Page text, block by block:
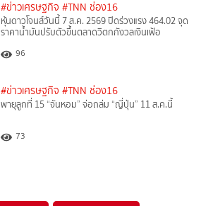
#ข่าวเศรษฐกิจ #TNN ช่อง16
หุ้นดาวโจนส์วันนี้ 7 ส.ค. 2569 ปิดร่วงแรง 464.02 จุด
ราคาน้ำมันปรับตัวขึ้นตลาดวิตกกังวลเงินเฟ้อ
96
#ข่าวเศรษฐกิจ #TNN ช่อง16
พายุลูกที่ 15 “จันหอม” จ่อถล่ม “ญี่ปุ่น” 11 ส.ค.นี้
73